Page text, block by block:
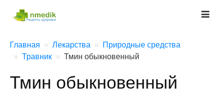
Главная Лекарства
Природные средства
Травник
Тмин обыкновенный
Тмин обыкновенный